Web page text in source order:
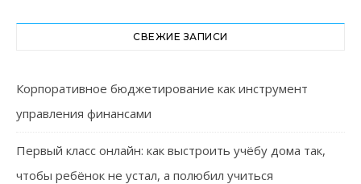
СВЕЖИЕ ЗАПИСИ
Корпоративное бюджетирование как инструмент
управления финансами
Первый класс онлайн: как выстроить учёбу дома так,
чтобы ребёнок не устал, а полюбил учиться